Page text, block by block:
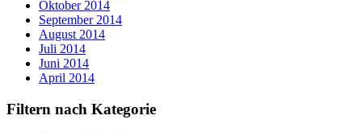
Oktober 2014
September 2014
August 2014
Juli 2014
Juni 2014
April 2014
Filtern nach Kategorie